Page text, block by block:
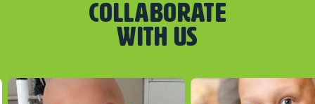
COLLABORATE
WITH US